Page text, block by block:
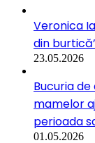
Veronica
din
23.05.2026
Bucuria
mamelor
perioada
01.05.2026